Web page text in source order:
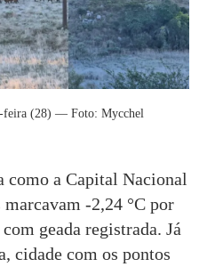
feira (28) — Foto: Mycchel
como a Capital Nacional
-2,24 °C por
geada registrada. Já
cidade com os pontos